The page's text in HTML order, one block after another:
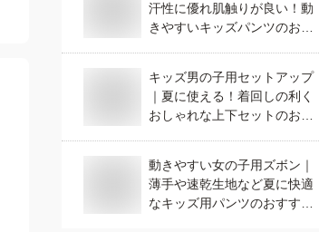
汗性に優れ肌触りが良い！動
きやすいキッズパンツのおす
キッズ男の子用セットアップ
｜夏に使える！着回しの利く
おしゃれな上下セットのおす
動きやすい女の子用ズボン｜
薄手や速乾生地など夏に快適
なキッズ用パンツのおすすめ